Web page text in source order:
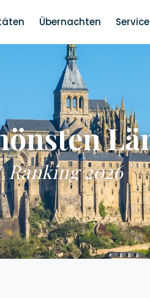
Übernachten
Ranking 2026